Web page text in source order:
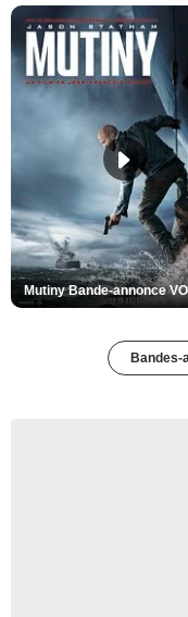
Mutiny Bande-annonce
Bandes-